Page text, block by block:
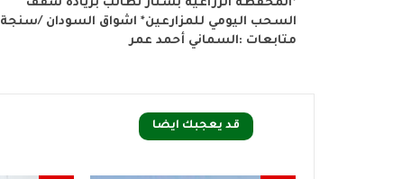
*المحفظة الزراعية بسنار تطالب بزيادة سقف
السحب اليومي للمزارعين* اشواق السودان /سنجة
متابعات :السماني أحمد عمر
قد يعجبك ايضا